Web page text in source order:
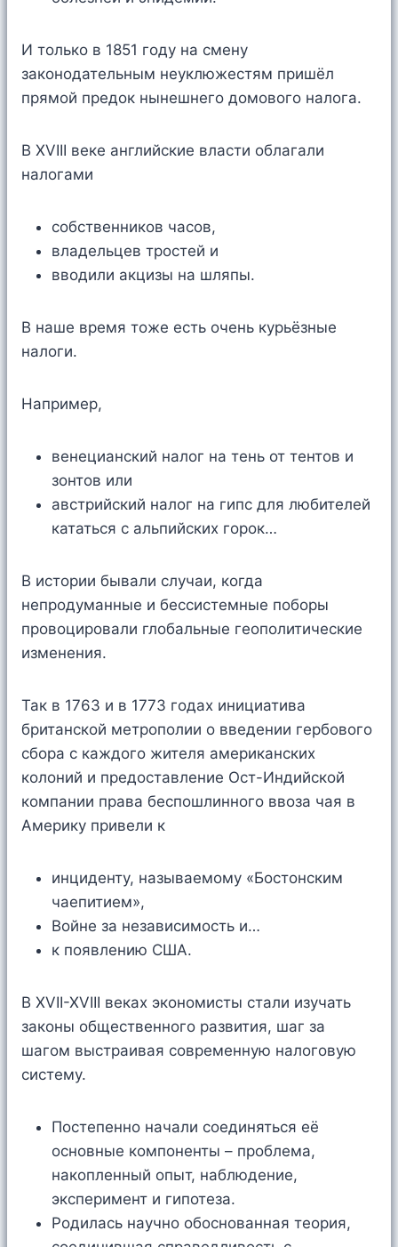
И только в 1851 году на смену
законодательным неуклюжестям пришёл
прямой предок нынешнего домового налога.
В XVIII веке английские власти облагали
налогами
собственников часов,
владельцев тростей и
вводили акцизы на шляпы.
В наше время тоже есть очень курьёзные
налоги.
Например,
венецианский налог на тень от тентов и
зонтов или
австрийский налог на гипс для любителей
кататься с альпийских горок…
В истории бывали случаи, когда
непродуманные и бессистемные поборы
провоцировали глобальные геополитические
изменения.
Так в 1763 и в 1773 годах инициатива
британской метрополии о введении гербового
сбора с каждого жителя американских
колоний и предоставление Ост-Индийской
компании права беспошлинного ввоза чая в
Америку привели к
инциденту, называемому «Бостонским
чаепитием»,
Войне за независимость и…
к появлению США.
В XVII-XVIII веках экономисты стали изучать
законы общественного развития, шаг за
шагом выстраивая современную налоговую
систему.
Постепенно начали соединяться её
основные компоненты – проблема,
накопленный опыт, наблюдение,
эксперимент и гипотеза.
Родилась научно обоснованная теория,